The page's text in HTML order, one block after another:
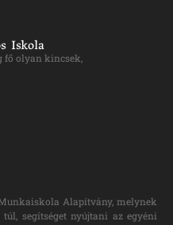
Iskola
fő olyan kincsek,
Alapítvány, melynek
segítséget nyújtani az egyéni